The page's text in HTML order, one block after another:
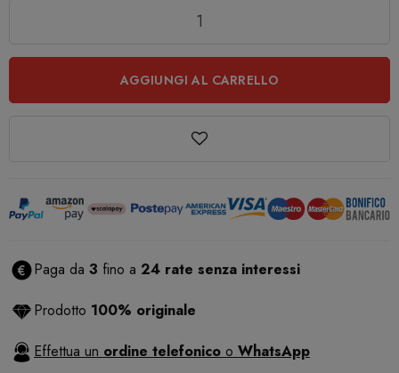
AGGIUNGI AL CARRELLO
Paga da 3 fino a 24 rate senza interessi
Prodotto 100% originale
Effettua un ordine telefonico o WhatsApp